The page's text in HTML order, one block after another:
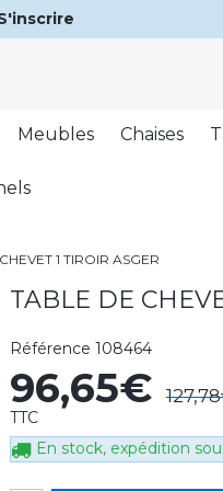
Meubles Chaises
1 TIROIR ASGER
TABLE DE
Référence 108464
96,65€
TTC
En stock, expédition